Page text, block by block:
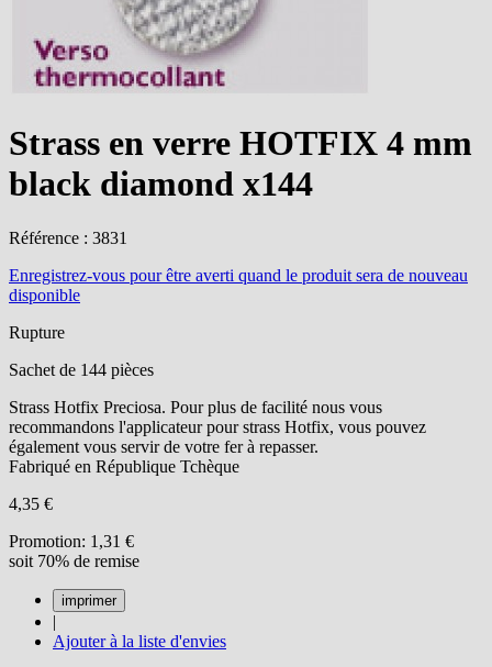
Strass en verre HOTFIX 4 mm
black diamond x144
Référence : 3831
Enregistrez-vous pour être averti quand le produit sera de nouveau
disponible
Rupture
Sachet de 144 pièces
Strass Hotfix Preciosa. Pour plus de facilité nous vous
recommandons l'applicateur pour strass Hotfix, vous pouvez
également vous servir de votre fer à repasser.
Fabriqué en République Tchèque
4,35 €
Promotion: 1,31 €
soit 70% de remise
|
Ajouter à la liste d'envies